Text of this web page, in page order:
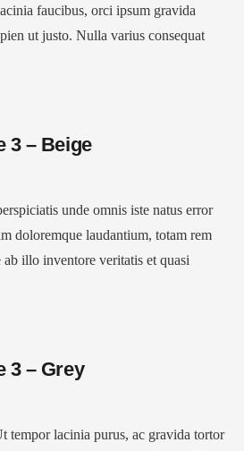
faucibus, orci ipsum gravida
ut justo. Nulla varius consequat
3 – Beige
unde omnis iste natus error
doloremque laudantium, totam rem
ab illo inventore veritatis et quasi
3 – Grey
tempor lacinia purus, ac gravida tortor